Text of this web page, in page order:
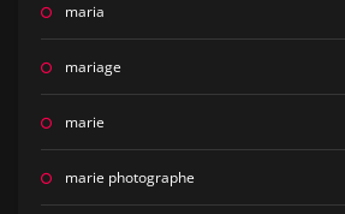
maria
mariage
marie
marie photographe